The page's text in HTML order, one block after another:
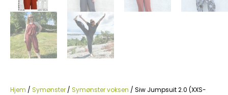
Hjem / Symønster / Symønster voksen / Siw Jumpsuit 2.0 (XXS-